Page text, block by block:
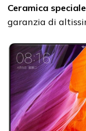
Ceramica speciale
garanzia di